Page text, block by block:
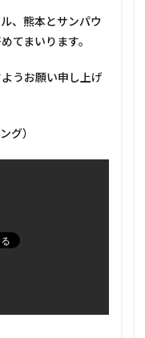
、熊本とサンパウ
てまいります。
うお願い申し上げ
グ）